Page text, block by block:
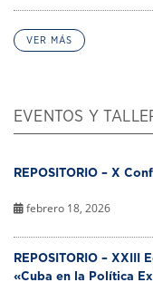
VER MÁS
EVENTOS Y
REPOSITORIO – X
febrero 18, 2026
REPOSITORIO – XXIII
«Cuba en la Política